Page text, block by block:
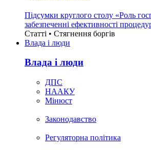
Підсумки круглого столу «Роль
забезпеченні ефективності
Статті • Стягнення боргiв
Влада i люди
Влада i люди
ДПС
НААКУ
Мінюст
Законодавство
Регуляторна політика